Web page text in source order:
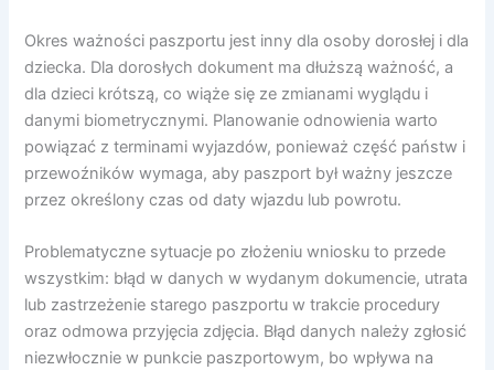
Okres ważności paszportu jest inny dla osoby dorosłej i dla
dziecka. Dla dorosłych dokument ma dłuższą ważność, a
dla dzieci krótszą, co wiąże się ze zmianami wyglądu i
danymi biometrycznymi. Planowanie odnowienia warto
powiązać z terminami wyjazdów, ponieważ część państw i
przewoźników wymaga, aby paszport był ważny jeszcze
przez określony czas od daty wjazdu lub powrotu.
Problematyczne sytuacje po złożeniu wniosku to przede
wszystkim: błąd w danych w wydanym dokumencie, utrata
lub zastrzeżenie starego paszportu w trakcie procedury
oraz odmowa przyjęcia zdjęcia. Błąd danych należy zgłosić
niezwłocznie w punkcie paszportowym, bo wpływa na